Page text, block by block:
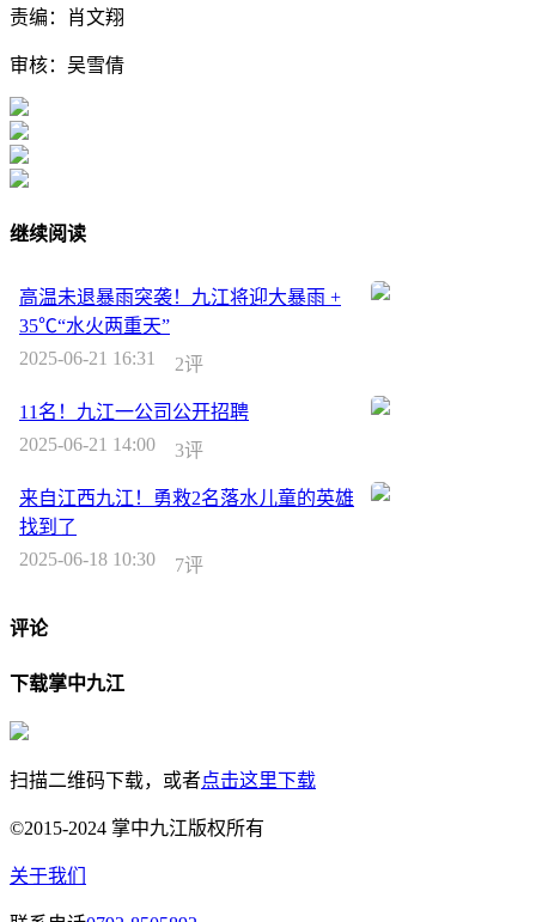
责编：肖文翔
审核：吴雪倩
继续阅读
高温未退暴雨突袭！九江将迎大暴雨 +
35℃“水火两重天”
2025-06-21 16:31
2评
11名！九江一公司公开招聘
2025-06-21 14:00
3评
来自江西九江！勇救2名落水儿童的英雄
找到了
2025-06-18 10:30
7评
评论
下载掌中九江
扫描二维码下载，或者点击这里下载
©2015-2024 掌中九江版权所有
关于我们